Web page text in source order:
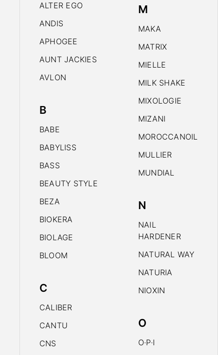
ALTER EGO
ANDIS
APHOGEE
AUNT JACKIES
AVLON
B
BABE
BABYLISS
BASS
BEAUTY STYLE
BEZA
BIOKERA
BIOLAGE
BLOOM
C
CALIBER
CANTU
CNS
M
MAKA
MATRIX
MIELLE
MILK SHAKE
MIXOLOGIE
MIZANI
MOROCCANOIL
MULLIER
MUNDIAL
N
NAIL
HARDENER
NATURAL WAY
NATURIA
NIOXIN
O
O·P·I